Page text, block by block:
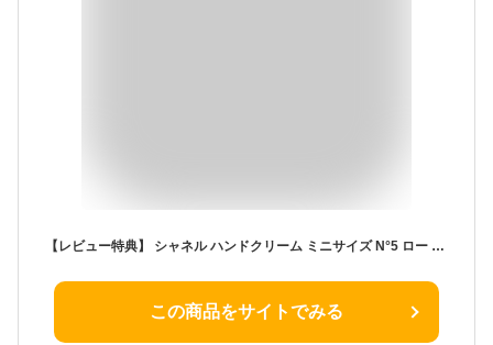
【レビュー特典】 シャネル ハンドクリーム ミニサイズ N°5 ロー コスメ 美白 美容 ケア 保湿 乾燥対策 限定 コスメ 化粧品 卵型 CHANEL レディース ブランド ギフト ラッピング プレゼント メンズ 2024 [S] スキンケア
この商品をサイトでみる